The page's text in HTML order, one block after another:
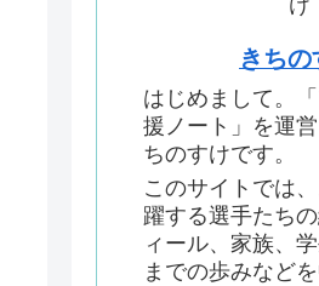
きちの
はじめまして。
援ノート」を運
ちのすけです。
このサイトでは
躍する選手たち
ィール、家族、
までの歩みなど